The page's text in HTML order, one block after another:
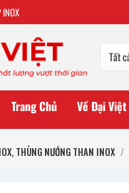
INOX
Trang Chủ Về Đại Việt
THÙNG NƯỚNG THAN INOX /